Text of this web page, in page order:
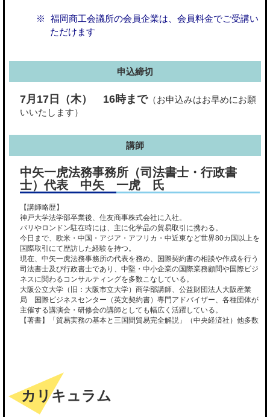
福岡商工会議所の会員企業は、会員料金でご受講い
ただけます
申込締切
7月17日（木） 16時まで（お申込みはお早めにお願
いいたします）
講師
中矢一虎法務事務所（司法書士・行政書
士）代表 中矢 一虎 氏
【講師略歴】
神戸大学法学部卒業後、住友商事株式会社に入社。
パリやロンドン駐在時には、主に化学品の貿易取引に携わる。
今日まで、欧米・中国・アジア・アフリカ・中近東など世界80カ国以上を
国際取引にて歴訪した経験を持つ。
現在、中矢一虎法務事務所の代表を務め、国際契約書の相談や作成を行う
司法書士及び行政書士であり、中堅・中小企業の国際業務顧問や国際ビジ
ネスに関わるコンサルティングを多数こなしている。
大阪公立大学（旧：大阪市立大学）商学部講師、公益財団法人大阪産業
局 国際ビジネスセンター（英文契約書）専門アドバイザー、各種団体が
主催する講演会・研修会の講師としても幅広く活躍している。
【著書】「貿易実務の基本と三国間貿易完全解説」（中央経済社）他多数
カリキュラム